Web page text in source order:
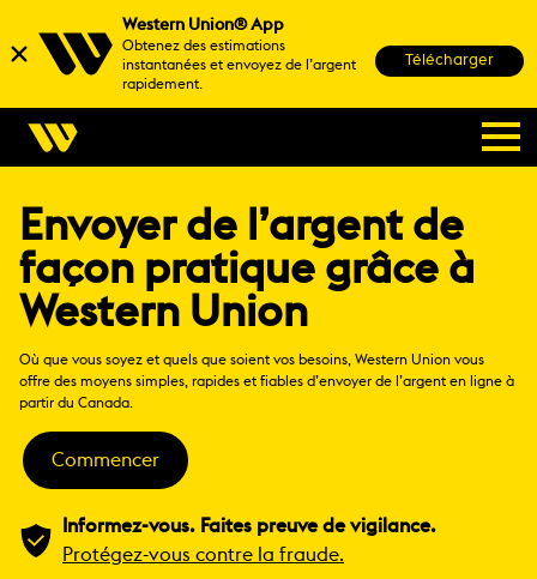
Western Union® App
Obtenez des estimations
instantanées et envoyez de l’argent
rapidement.
Télécharger
Envoyer de l’argent de
façon pratique grâce à
Western Union
Où que vous soyez et quels que soient vos besoins, Western Union vous
offre des moyens simples, rapides et fiables d’envoyer de l’argent en ligne à
partir du Canada.
Commencer
Informez-vous. Faites preuve de vigilance.
Protégez-vous contre la fraude.